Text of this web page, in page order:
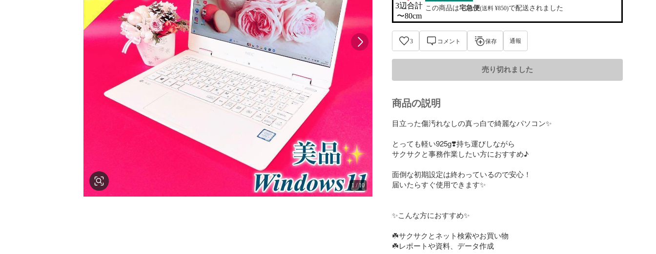
1/10
3辺合計
〜80cm
この商品は宅急便(送料 ¥850)で配送されました
3 コメント 保存 通報
売り切れました
商品の説明
目立った傷汚れなしの真っ白で綺麗なパソコン✨️
とっても軽い925g❣️持ち運びしながら
サクサクと事務作業したい方におすすめ♪
面倒な初期設定は終わっているので安心！
届いたらすぐ使用できます‪✨
✨こんな方におすすめ✨
☘️サクサクとネット検索やお買い物
☘️レポートや資料、データ作成